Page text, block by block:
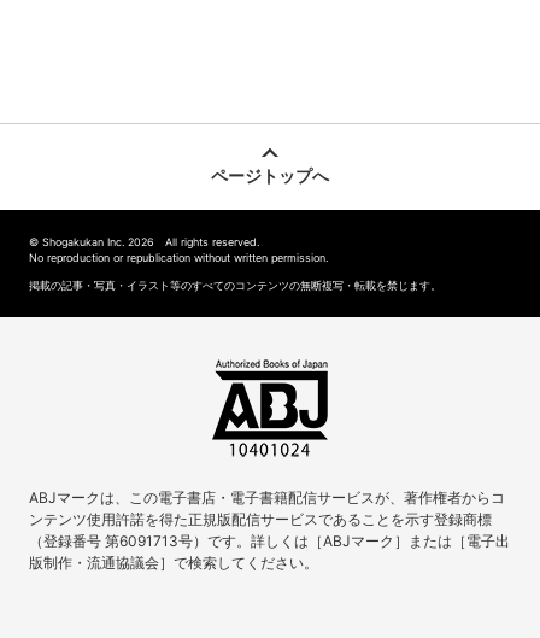
ページトップへ
© Shogakukan Inc. 2026 All rights reserved.
No reproduction or republication without written permission.
掲載の記事・写真・イラスト等のすべてのコンテンツの無断複写・転載を禁じます。
ABJマークは、この電子書店・電子書籍配信サービスが、著作権者からコ
ンテンツ使用許諾を得た正規版配信サービスであることを示す登録商標
（登録番号 第6091713号）です。詳しくは［ABJマーク］または［電子出
版制作・流通協議会］で検索してください。